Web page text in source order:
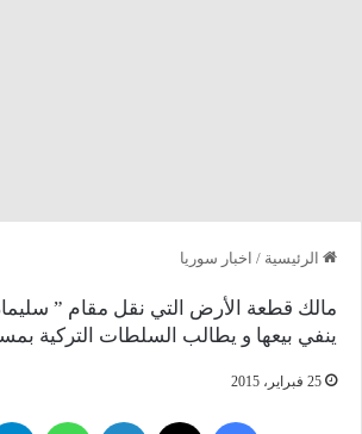
الرئيسية / اخبار سوريا
مالك قطعة الأرض التي نقل مقام ”
ينفي بيعها و يطالب السلطات التركية
25 فبراير، 2015
فيسبوك لينكدإن واتساب